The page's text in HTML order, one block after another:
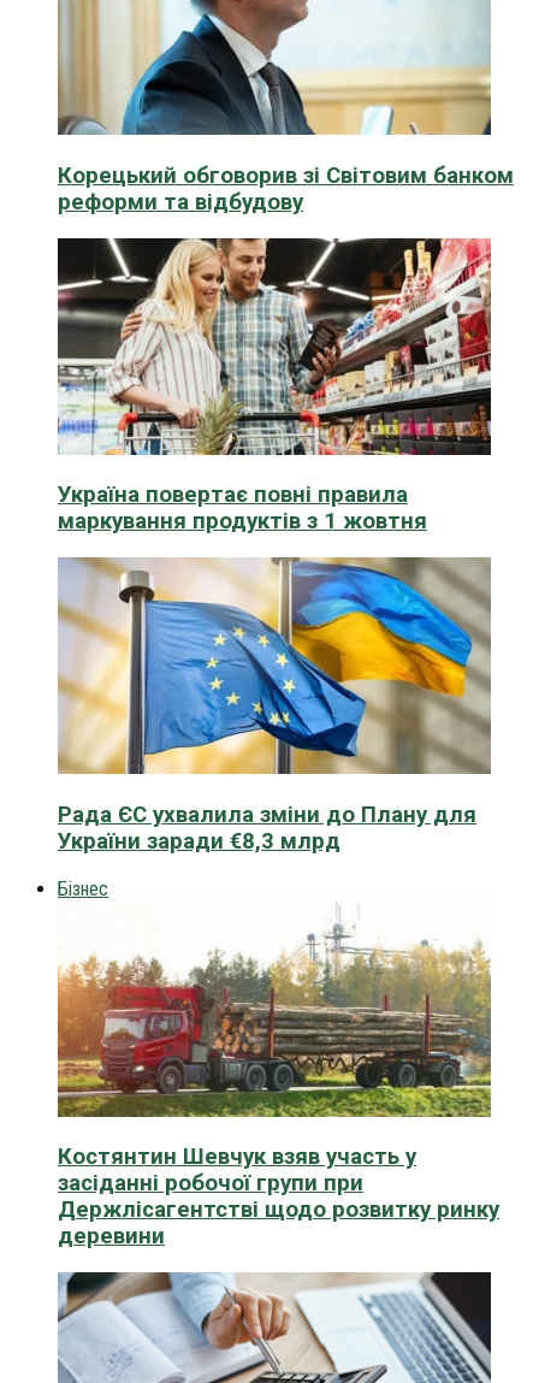
Корецький обговорив зі Світовим банком
реформи та відбудову
Україна повертає повні правила
маркування продуктів з 1 жовтня
Рада ЄС ухвалила зміни до Плану для
України заради €8,3 млрд
Бізнес
Костянтин Шевчук взяв участь у
засіданні робочої групи при
Держлісагентстві щодо розвитку ринку
деревини